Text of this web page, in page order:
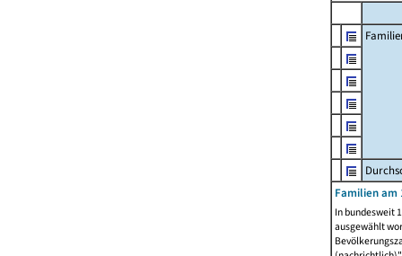
Familien am
In bundesweit
ausgewählt